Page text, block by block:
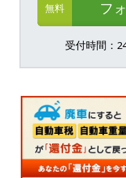
無料 フ
受付時間：